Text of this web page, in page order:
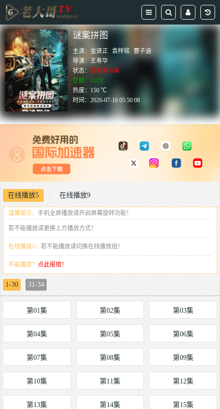
谜案拼图
主演：金贤正 袁梓铭
曹子涵
导演：王寿华
状态： 更新第34集
豆瓣：0.0分
热度：150 ℃
时间：2026-07-16 05:50:08
在线播放5 在线播放9
温馨提示： 手机全屏播放请开启屏幕旋转功能！
若不能播放请更换上方播放方式！
在线播放5： 若不能播放请切换在线播放组！
不能播放？ 点此报错！
1-30 31-34
第01集 第02集 第03集
第04集 第05集 第06集
第07集 第08集 第09集
第10集 第11集 第12集
第13集 第14集 第15集